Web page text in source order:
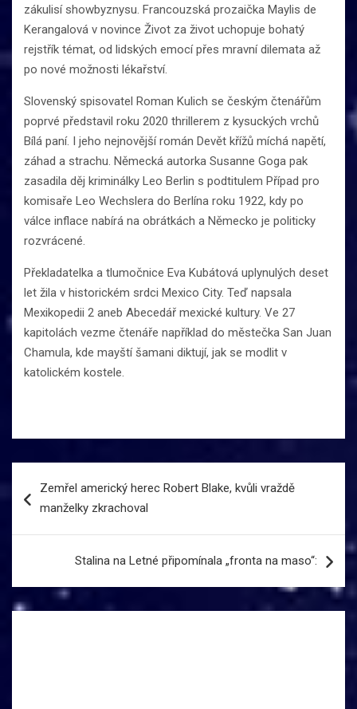
zákulisí showbyznysu. Francouzská prozaička Maylis de
Kerangalová v novince Život za život uchopuje bohatý
rejstřík témat, od lidských emocí přes mravní dilemata až
po nové možnosti lékařství.
Slovenský spisovatel Roman Kulich se českým čtenářům
poprvé představil roku 2020 thrillerem z kysuckých vrchů
Bílá paní. I jeho nejnovější román Devět křížů míchá napětí,
záhad a strachu. Německá autorka Susanne Goga pak
zasadila děj kriminálky Leo Berlin s podtitulem Případ pro
komisaře Leo Wechslera do Berlína roku 1922, kdy po
válce inflace nabírá na obrátkách a Německo je politicky
rozvrácené.
Překladatelka a tlumočnice Eva Kubátová uplynulých deset
let žila v historickém srdci Mexico City. Teď napsala
Mexikopedii 2 aneb Abecedář mexické kultury. Ve 27
kapitolách vezme čtenáře například do městečka San Juan
Chamula, kde mayští šamani diktují, jak se modlit v
katolickém kostele.
proZemřel americký herec Robert Blake, kvůli vraždě
manželky zkrachoval
Stalina na Letné připomínala „fronta na maso“: